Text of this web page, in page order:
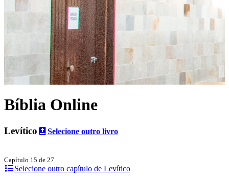
Bíblia Online
Levítico Selecione outro livro
Capítulo 15 de 27
Selecione outro capítulo de Levítico